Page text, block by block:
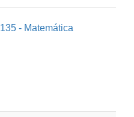
- Matemática